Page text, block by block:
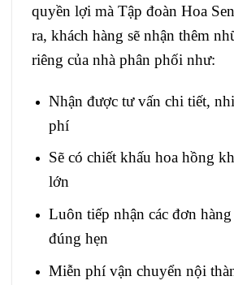
quyền lợi mà Tập đoàn Hoa
ra, khách hàng sẽ nhận thêm
riêng của nhà phân phối như:
Nhận được tư vấn chi tiết,
phí
Sẽ có chiết khấu hoa hồng
lớn
Luôn tiếp nhận các đơn
đúng hẹn
Miễn phí vận chuyển nội